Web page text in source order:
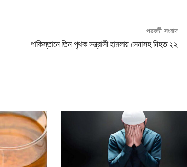
পরবর্তী সংবাদ
পাকিস্তানে তিন পৃথক সন্ত্রাসী হামলায় সেনাসহ নিহত ২২